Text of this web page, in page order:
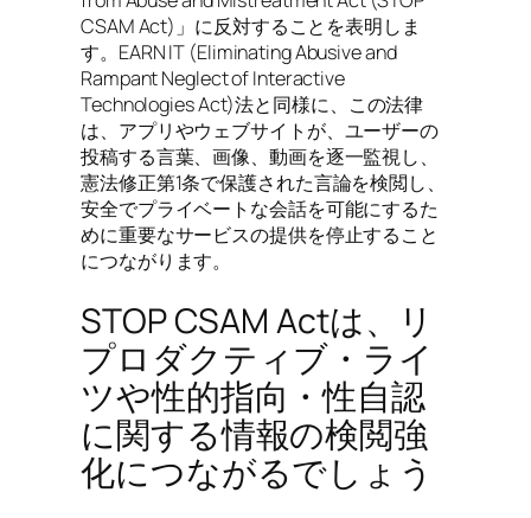
CSAM Act)」に反対することを表明しま
す。EARN IT (Eliminating Abusive and
Rampant Neglect of Interactive
Technologies Act)法と同様に、この法律
は、アプリやウェブサイトが、ユーザーの
投稿する言葉、画像、動画を逐一監視し、
憲法修正第1条で保護された言論を検閲し、
安全でプライベートな会話を可能にするた
めに重要なサービスの提供を停止すること
につながります。
STOP CSAM Actは、リ
プロダクティブ・ライ
ツや性的指向・性自認
に関する情報の検閲強
化につながるでしょう